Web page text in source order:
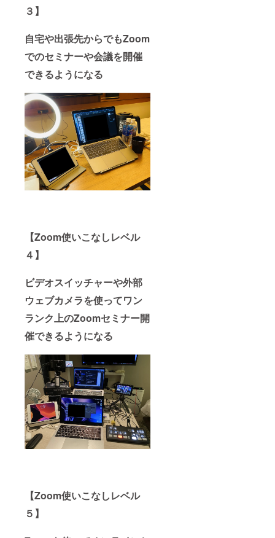
３】
自宅や出張先からでもZoom
でのセミナーや会議を開催
できるようになる
【Zoom使いこなしレベル
４】
ビデオスイッチャーや外部
ウェブカメラを使ってワン
ランク上のZoomセミナー開
催できるようになる
【Zoom使いこなしレベル
５】